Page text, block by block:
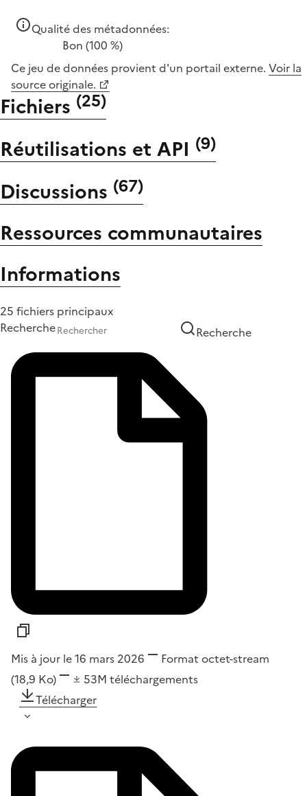
Qualité des métadonnées:
Bon (100 %)
Ce jeu de données provient d'un portail externe. Voir la
source originale.
Fichiers (25)
Réutilisations et API (9)
Discussions (67)
Ressources communautaires
Informations
25 fichiers principaux
Recherche
Recherche
Mis à jour le 16 mars 2026 Format octet-stream
(18,9 Ko)
53M téléchargements
Télécharger